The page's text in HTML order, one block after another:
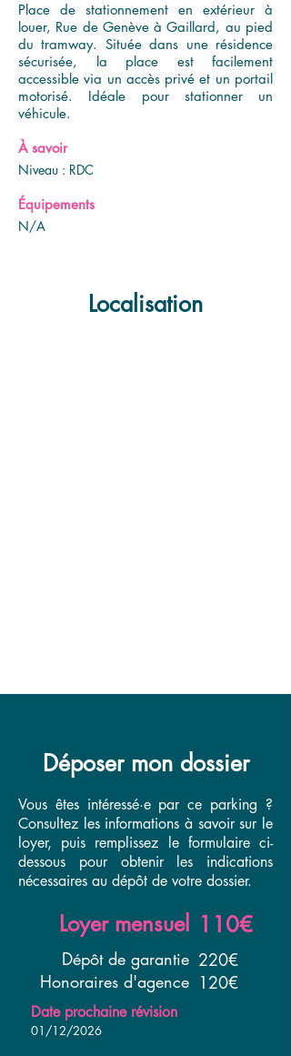
Place de stationnement en extérieur à
louer, Rue de Genève à Gaillard, au pied
du tramway. Située dans une résidence
sécurisée, la place est facilement
accessible via un accès privé et un portail
motorisé. Idéale pour stationner un
véhicule.
À savoir
Niveau : RDC
Équipements
N/A
Localisation
Déposer mon dossier
Vous êtes intéressé·e par ce parking ?
Consultez les informations à savoir sur le
loyer, puis remplissez le formulaire ci-
dessous pour obtenir les indications
nécessaires au dépôt de votre dossier.
​Loyer mensuel 110€
Dépôt de garantie
Honoraires d'agence
220€
120€
Date prochaine révision
01/12/2026